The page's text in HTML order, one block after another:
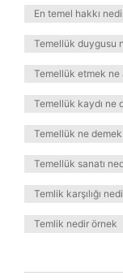
En temel hakkı
Temellük duygusu
Temellük etmek ne
Temellük kaydı ne
Temellük ne
Temellük sanatı
Temlik karşılığı
Temlik nedir örnek